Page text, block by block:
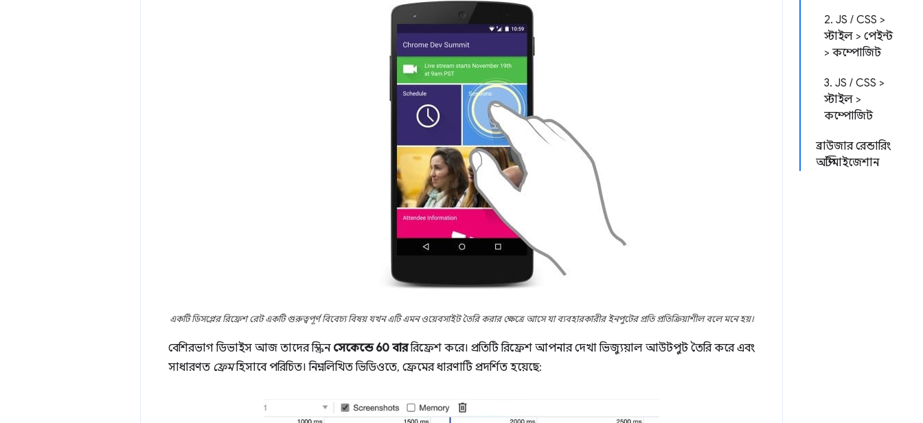
2. JS / CSS >
স্টাইল > পেইন্ট
> কম্পোজিট
3. JS / CSS >
স্টাইল >
কম্পোজিট
ব্রাউজার রেন্ডারিং
অপ্টিমাইজেশান
একটি ডিসপ্লের রিফ্রেশ রেট একটি গুরুত্বপূর্ণ বিবেচ্য বিষয় যখন এটি এমন ওয়েবসাইট তৈরি করার ক্ষেত্রে আসে যা ব্যবহারকারীর ইনপুটের প্রতি প্রতিক্রিয়াশীল বলে মনে হয়।
বেশিরভাগ ডিভাইস আজ তাদের স্ক্রিন সেকেন্ডে 60 বাররিফ্রেশ করে। প্রতিটি রিফ্রেশ আপনার দেখা ভিজ্যুয়াল আউটপুট তৈরি করে এবং
সাধারণত ফ্রেমহিসাবে পরিচিত। নিম্নলিখিত ভিডিওতে, ফ্রেমের ধারণাটি প্রদর্শিত হয়েছে: